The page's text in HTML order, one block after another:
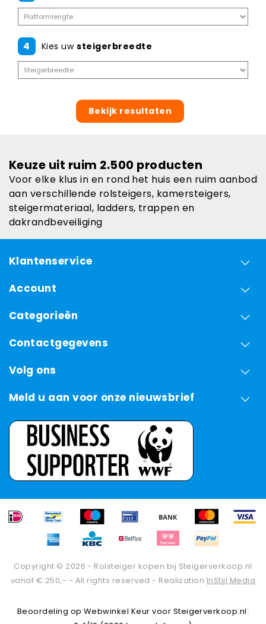
4 Kies uw steigerbreedte
Bekijk resultaten
Keuze uit ruim 2.500 producten
Voor elke klus in en rond het huis een ruim aanbod
aan verschillende rolsteigers, kamersteigers,
steigermateriaal, ladders, trappen en
dakrandbeveiliging
Klantenservice
Account
Categorieën
Contactgegevens
Volg ons
Meld u aan voor onze nieuwsbrief
Copyright © 2026 - Rolsteiger kopen bij Steigerverkoop.nl
vanaf € 250,- - All rights reserved - Realization InStijl Media
Beoordeling op Webwinkel Keur voor Steigerverkoop.nl: